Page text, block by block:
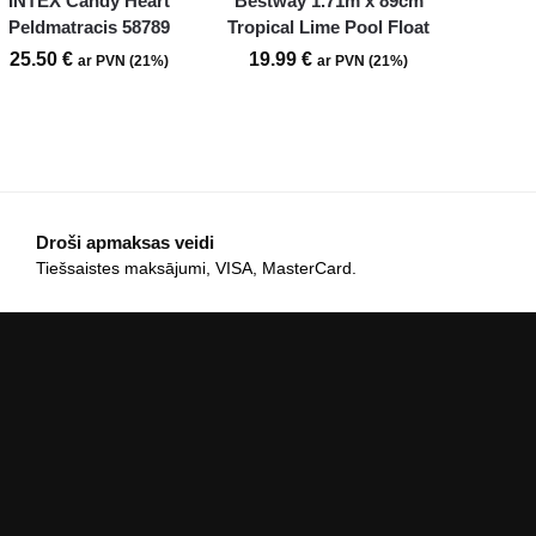
Peldmatracis 58789
25.50€ ar PVN (21%)
Tropical Lime Pool Float
19.99€ ar PVN (21%)
Droši apmaksas veidi
Tiešsaistes maksājumi, VISA, MasterCard.